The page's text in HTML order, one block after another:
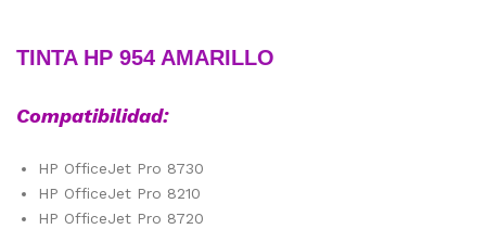
TINTA HP 954 AMARILLO
Compatibilidad:
HP OfficeJet Pro 8730
HP OfficeJet Pro 8210
HP OfficeJet Pro 8720